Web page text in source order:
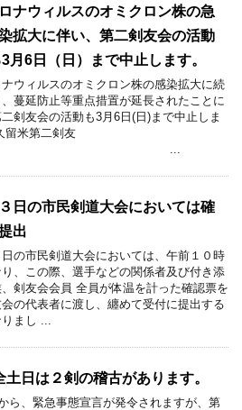
ナウィルスのオミクロン株の急
拡大に伴い、第二剣友会の活動
月6日（日）まで中止します。
ウィルスのオミクロン株の感染拡大に続
蔓延防止等重点措置が延長されたことに
剣友会の活動も3月6日(日)まで中止しま
留米第二剣友
...
日の市民剣道大会においては確
出
日の市民剣道大会においては、午前１０時
、この際、選手などの関係者及び付き添
剣友会会員 全員が体温を計った確認票を
の代表者に渡し、纏めて受付に提出する
まし ...
土日は２剣の稽古があります。
ら、緊急事態宣言が発令されますが、第